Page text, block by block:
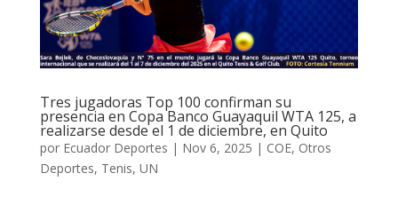
Tres jugadoras Top 100 confirman su
presencia en Copa Banco Guayaquil WTA 125, a
realizarse desde el 1 de diciembre, en Quito
por Ecuador Deportes | Nov 6, 2025 | COE, Otros
Deportes, Tenis, UN